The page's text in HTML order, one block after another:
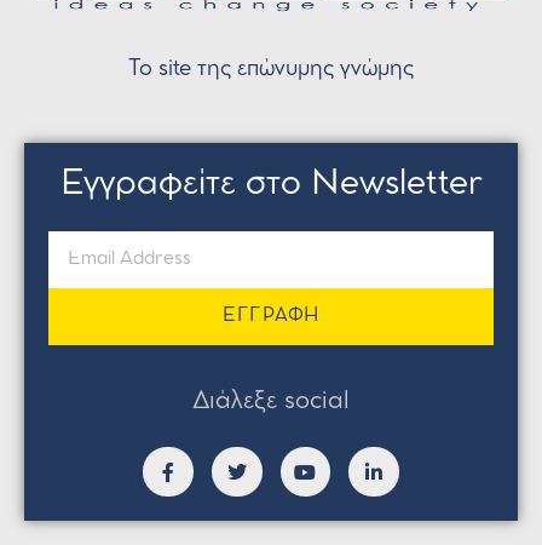
Το site της επώνυμης γνώμης
Εγγραφείτε στο Newsletter
ΕΓΓΡΑΦΗ
Διάλεξε social